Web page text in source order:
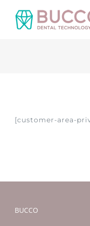
[customer-area-
BUCCO